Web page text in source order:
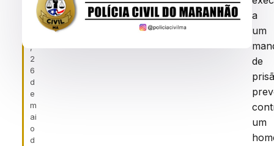
ei
,
2
6
d
e
m
ai
o
d
MIRINZAL
a
um
de
um